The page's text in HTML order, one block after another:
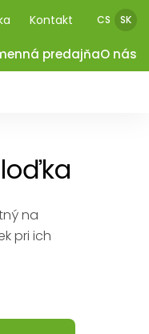
Kontakt CS SK
predajňaO nás
na
pri ich